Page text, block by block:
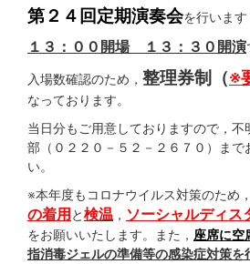
第２４回定期演奏会を行います
１３：００開場 １３：３０開演
入場数確認のため， 整理券制（※
なっております。
当日分もご用意しておりますので，不
部（０２２０－５２－２６７０）まで
い。
※本年度もコロナウイルス対策のため
の着用 と検温 ， ソーシャルディス
をお願いいたします。また， 座席に空
指消毒ジェルの準備等の感染症対策を